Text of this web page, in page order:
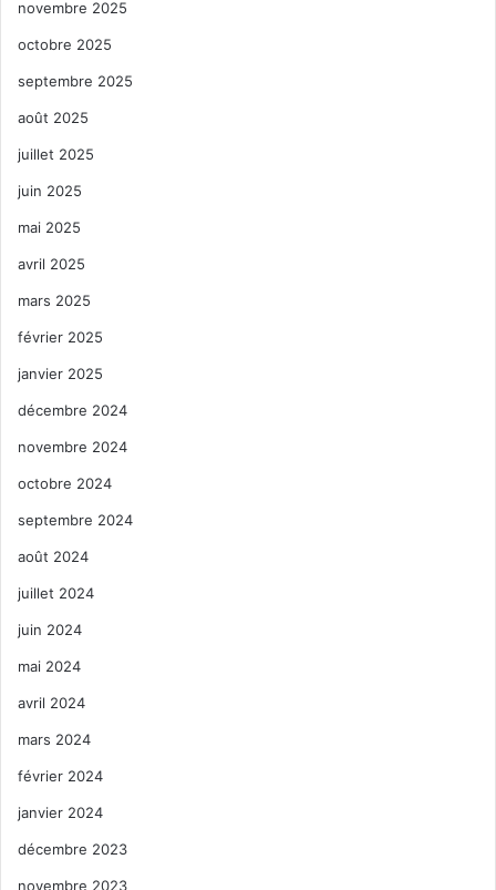
novembre 2025
octobre 2025
septembre 2025
août 2025
juillet 2025
juin 2025
mai 2025
avril 2025
mars 2025
février 2025
janvier 2025
décembre 2024
novembre 2024
octobre 2024
septembre 2024
août 2024
juillet 2024
juin 2024
mai 2024
avril 2024
mars 2024
février 2024
janvier 2024
décembre 2023
novembre 2023